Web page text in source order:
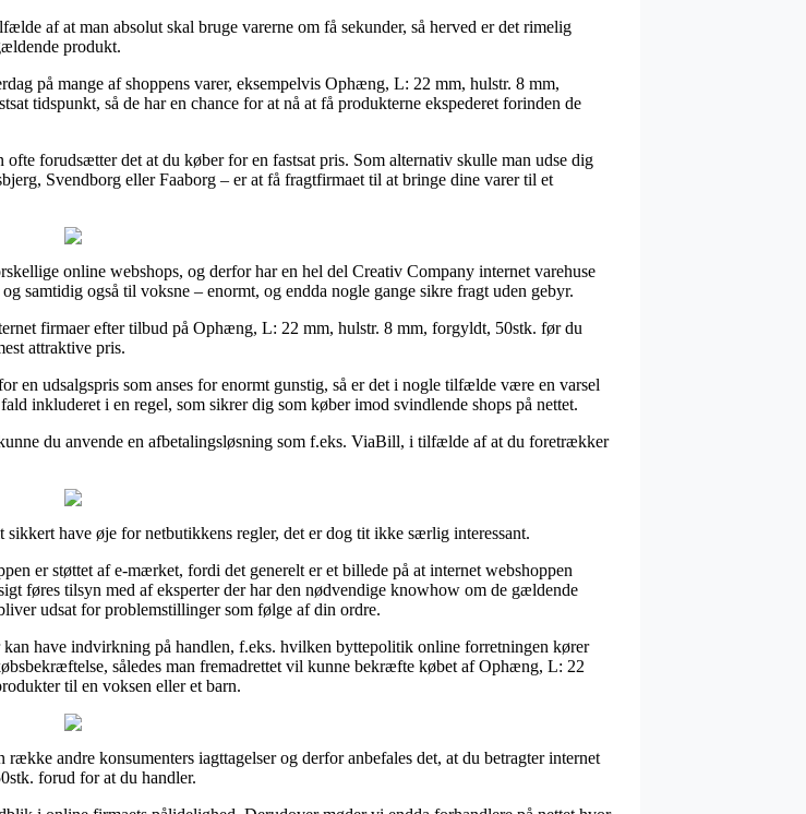
af at man absolut skal bruge varerne om få sekunder, så herved er det rimelig
produkt.
på mange af shoppens varer, eksempelvis Ophæng, L: 22 mm, hulstr. 8 mm,
tidspunkt, så de har en chance for at nå at få produkterne ekspederet forinden de
forudsætter det at du køber for en fastsat pris. Som alternativ skulle man udse dig
Svendborg eller Faaborg – er at få fragtfirmaet til at bringe dine varer til et
online webshops, og derfor har en hel del Creativ Company internet varehuse
samtidig også til voksne – enormt, og endda nogle gange sikre fragt uden gebyr.
firmaer efter tilbud på Ophæng, L: 22 mm, hulstr. 8 mm, forgyldt, 50stk. før du
attraktive pris.
en udsalgspris som anses for enormt gunstig, så er det i nogle tilfælde være en varsel
inkluderet i en regel, som sikrer dig som køber imod svindlende shops på nettet.
du anvende en afbetalingsløsning som f.eks. ViaBill, i tilfælde af at du foretrækker
have øje for netbutikkens regler, det er dog tit ikke særlig interessant.
er støttet af e-mærket, fordi det generelt er et billede på at internet webshoppen
føres tilsyn med af eksperter der har den nødvendige knowhow om de gældende
udsat for problemstillinger som følge af din ordre.
have indvirkning på handlen, f.eks. hvilken byttepolitik online forretningen kører
således man fremadrettet vil kunne bekræfte købet af Ophæng, L: 22
til en voksen eller et barn.
andre konsumenters iagttagelser og derfor anbefales det, at du betragter internet
forud for at du handler.